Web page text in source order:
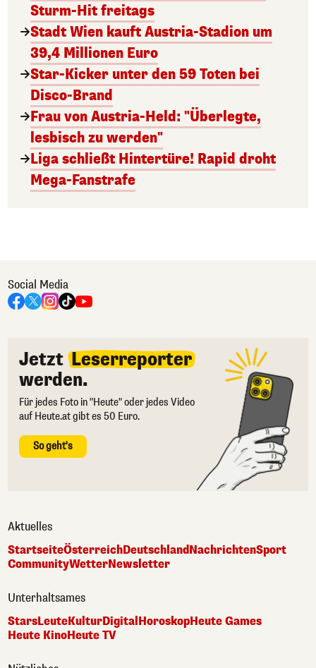
Sturm-Hit freitags
Stadt Wien kauft Austria-Stadion um
39,4 Millionen Euro
Star-Kicker unter den 59 Toten bei
Disco-Brand
Frau von Austria-Held: "Überlegte,
lesbisch zu werden"
Liga schließt Hintertüre! Rapid droht
Mega-Fanstrafe
Social Media
Jetzt Leserreporter
werden.
Für jedes Foto in "Heute" oder jedes Video
auf Heute.at gibt es 50 Euro.
So geht's
Aktuelles
StartseiteÖsterreichDeutschlandNachrichtenSport
CommunityWetterNewsletter
Unterhaltsames
StarsLeuteKulturDigital HoroskopHeute Games
Heute KinoHeute TV